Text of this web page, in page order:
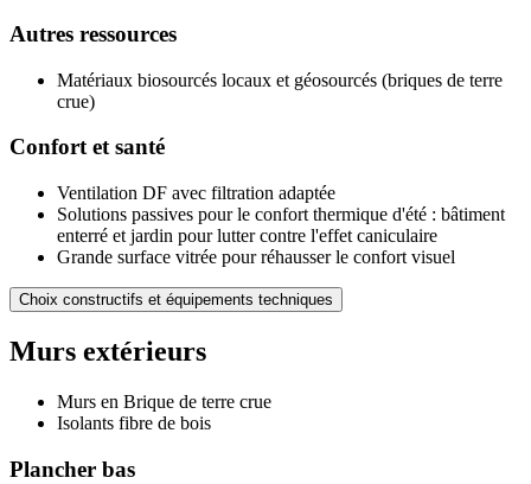
Autres ressources
Matériaux biosourcés locaux et géosourcés (briques de terre
crue)
Confort et santé
Ventilation DF avec filtration adaptée
Solutions passives pour le confort thermique d'été : bâtiment
enterré et jardin pour lutter contre l'effet caniculaire
Grande surface vitrée pour réhausser le confort visuel
Choix constructifs et équipements techniques
Murs extérieurs
Murs en Brique de terre crue
Isolants fibre de bois
Plancher bas